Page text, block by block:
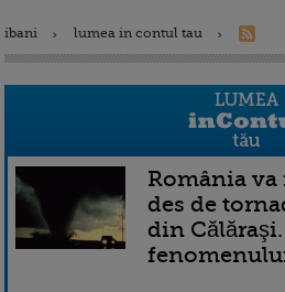
ibani lumea in contul tau
România
des de
din